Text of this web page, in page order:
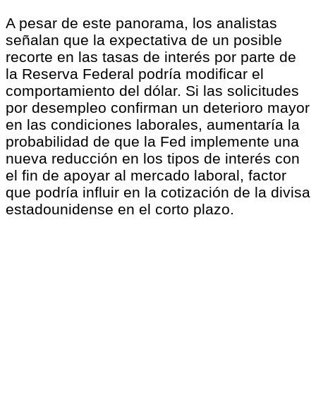
A pesar de este panorama, los analistas
señalan que la expectativa de un posible
recorte en las tasas de interés por parte de
la Reserva Federal podría modificar el
comportamiento del dólar. Si las solicitudes
por desempleo confirman un deterioro mayor
en las condiciones laborales, aumentaría la
probabilidad de que la Fed implemente una
nueva reducción en los tipos de interés con
el fin de apoyar al mercado laboral, factor
que podría influir en la cotización de la divisa
estadounidense en el corto plazo.